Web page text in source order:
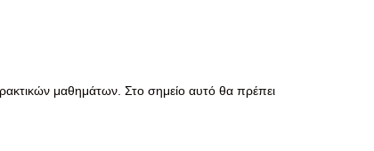
μαθημάτων. Στο σημείο αυτό θα πρέπει